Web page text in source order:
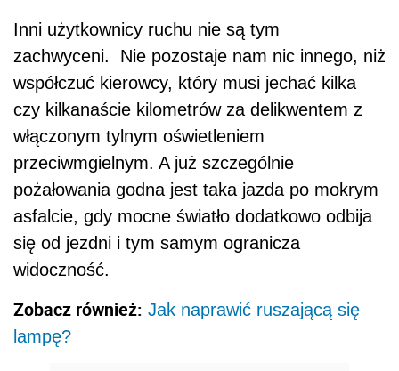
Inni użytkownicy ruchu nie są tym
zachwyceni. Nie pozostaje nam nic innego, niż
współczuć kierowcy, który musi jechać kilka
czy kilkanaście kilometrów za delikwentem z
włączonym tylnym oświetleniem
przeciwmgielnym. A już szczególnie
pożałowania godna jest taka jazda po mokrym
asfalcie, gdy mocne światło dodatkowo odbija
się od jezdni i tym samym ogranicza
widoczność.
Zobacz również: Jak naprawić ruszającą się
lampę?